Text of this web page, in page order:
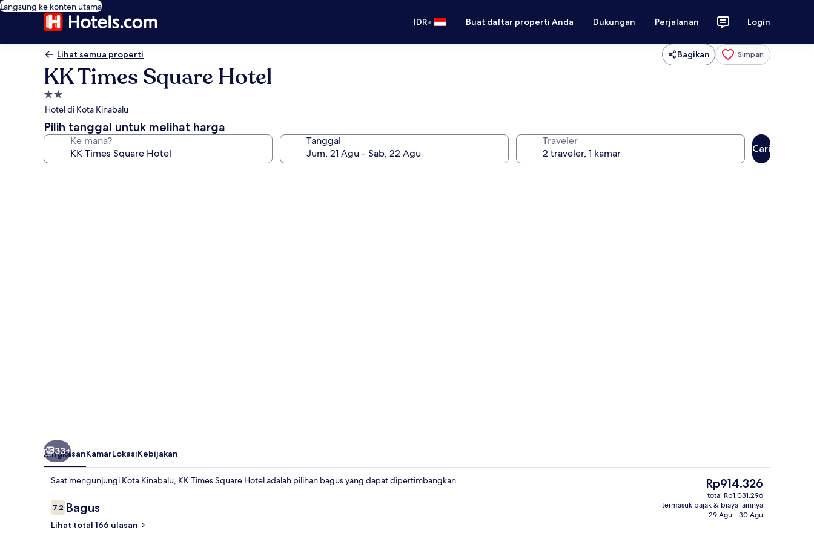
Langsung ke konten utama
IDR• Buat daftar properti Anda Dukungan Perjalanan Login
Lihat semua properti Bagikan Simpan
KK Times Square Hotel
Properti
bintang
2.0
Hotel di Kota Kinabalu
Pilih tanggal untuk melihat harga
Ke mana? Tanggal Traveler
Cari
Kamar Keluarga | Dapur pribadi | Mesin pembuat kopi/teh dan ketel listrik
Kamar Keluarga | Area keluarga |
33+
RingkasanKamarLokasiKebijakan
Saat mengunjungi Kota Kinabalu, KK Times Square Hotel adalah pilihan bagus yang dapat dipertimbangkan.
Ulasan
7,27,2 dari 10
Bagus
Lihat total 166 ulasan
Harga
saat
ini
Rp914.326
Rp914.326
total Rp1.031.296
termasuk pajak & biaya lainnya
29 Agu - 30 Agu